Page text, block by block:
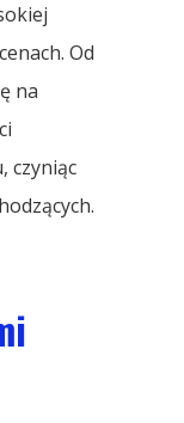
Od
na
czyniąc